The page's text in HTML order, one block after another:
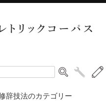
辞技法のカテゴリー